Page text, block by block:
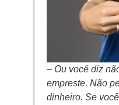
– Ou você diz
empreste. Não
dinheiro. Se